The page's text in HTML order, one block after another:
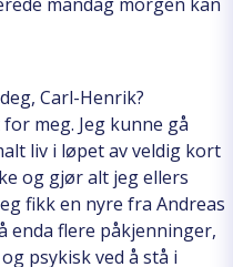
Carl-Henrik?
meg. Jeg kunne gå
liv i løpet av veldig kort
og gjør alt jeg ellers
fikk en nyre fra Andreas
enda flere påkjenninger,
psykisk ved å stå i